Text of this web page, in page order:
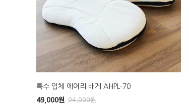
특수 입체 에어리 배게 AHPL-70
49,000원 94,000원